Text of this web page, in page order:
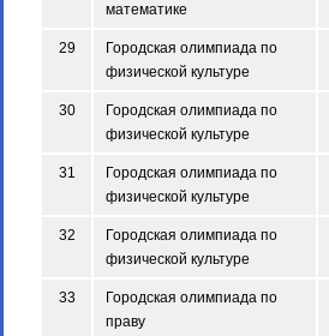
математике
29
Городская олимпиада по
физической культуре
30
Городская олимпиада по
физической культуре
31
Городская олимпиада по
физической культуре
32
Городская олимпиада по
физической культуре
33
Городская олимпиада по
праву